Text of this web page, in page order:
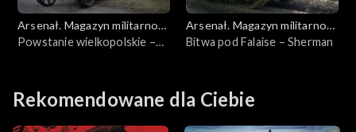
Arsenał. Magazyn militarno-
historyczny
Powstanie wielkopolskie –
Arsenał. Magazyn militarno-
historyczny
Bitwa pod Falaise – Sherman
Rekomendowane dla Ciebie